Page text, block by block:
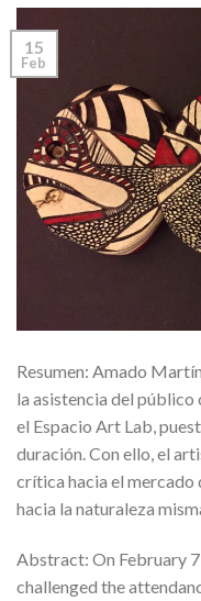
15
Feb
Resumen: Amado
la asistencia del público
el Espacio Art Lab,
duración. Con ello, el
crítica hacia el mercado
hacia la naturaleza
Abstract: On February
challenged the